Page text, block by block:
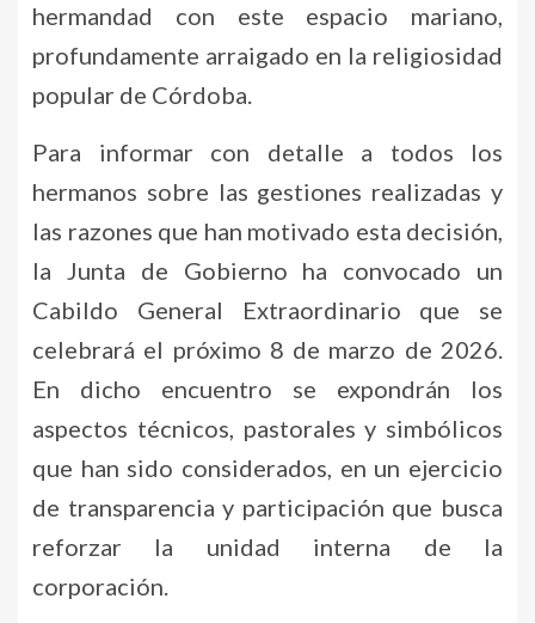
hermandad con este espacio mariano,
profundamente arraigado en la religiosidad
popular de Córdoba.
Para informar con detalle a todos los
hermanos sobre las gestiones realizadas y
las razones que han motivado esta decisión,
la Junta de Gobierno ha convocado un
Cabildo General Extraordinario que se
celebrará el próximo 8 de marzo de 2026.
En dicho encuentro se expondrán los
aspectos técnicos, pastorales y simbólicos
que han sido considerados, en un ejercicio
de transparencia y participación que busca
reforzar la unidad interna de la
corporación.